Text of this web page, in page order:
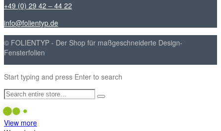
+49 (0) 29 42 – 44 22
info@folientyp.de
© FOLIENTYP - Der Shop für maßgeschneiderte Design-
Fensterfolien
Start typing and press Enter to search
View more